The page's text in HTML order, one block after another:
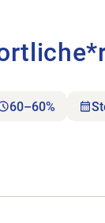
60–60%